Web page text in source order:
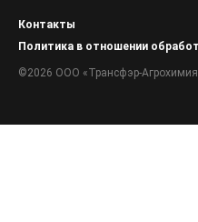
Контакты
Политика в отношении
©2026 ООО «Трансфэр-